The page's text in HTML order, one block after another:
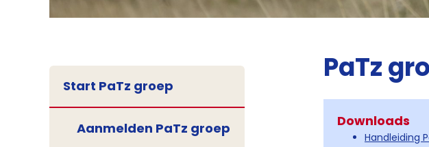
Start PaTz groep
Aanmelden PaTz groep
PaTz
Downloads
Handleiding